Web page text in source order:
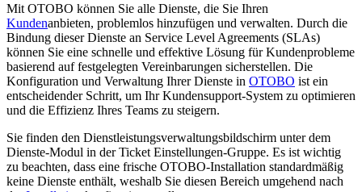
Mit OTOBO können Sie alle Dienste, die Sie Ihren
Kundenanbieten, problemlos hinzufügen und verwalten. Durch die
Bindung dieser Dienste an Service Level Agreements (SLAs)
können Sie eine schnelle und effektive Lösung für Kundenprobleme
basierend auf festgelegten Vereinbarungen sicherstellen. Die
Konfiguration und Verwaltung Ihrer Dienste in OTOBO ist ein
entscheidender Schritt, um Ihr Kundensupport-System zu optimieren
und die Effizienz Ihres Teams zu steigern.
Sie finden den Dienstleistungsverwaltungsbildschirm unter dem
Dienste-Modul in der Ticket Einstellungen-Gruppe. Es ist wichtig
zu beachten, dass eine frische OTOBO-Installation standardmäßig
keine Dienste enthält, weshalb Sie diesen Bereich umgehend nach